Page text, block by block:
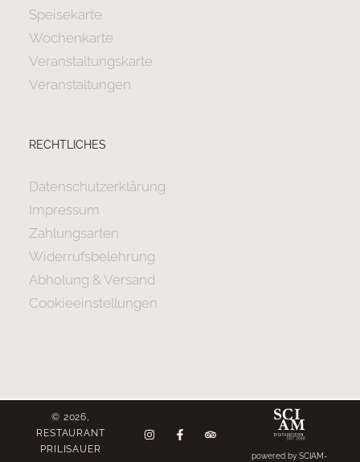
Speisekarte
Wochenkarte
Veranstaltungskarte
Veranstaltungen
RECHTLICHES
Datenschutzerklärung
Impressum
Zahlungsarten
Widerrufsbelehrung
Abholung & Versand
Cookieeinstellungen
© 2026,
RESTAURANT
PRILISAUER
powered by SCIAM-